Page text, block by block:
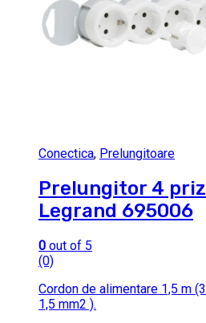
Conectica, Prelungitoare
Prelungitor 4
Legrand 695006
0 out of 5
(0)
Cordon de alimentare 1,5 m
1,5 mm2 ).